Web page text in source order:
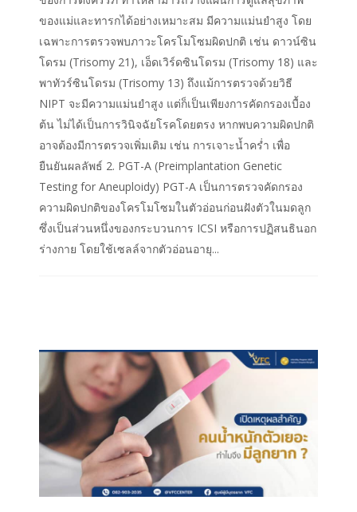
ของแม่และทารกได้อย่างเหมาะสม มีความแม่นยำสูง โดย
เฉพาะการตรวจพบภาวะโครโมโซมผิดปกติ เช่น ดาวน์ซิน
โดรม (Trisomy 21), เอ็ดเวิร์ดซินโดรม (Trisomy 18) และ
พาทัวร์ซินโดรม (Trisomy 13) ถึงแม้การตรวจด้วยวิธี
NIPT จะมีความแม่นยำสูง แต่ก็เป็นเพียงการคัดกรองเบื้อง
ต้น ไม่ได้เป็นการวินิจฉัยโรคโดยตรง หากพบความผิดปกติ
อาจต้องมีการตรวจเพิ่มเติม เช่น การเจาะน้ำคร่ำ เพื่อ
ยืนยันผลลัพธ์ 2. PGT-A (Preimplantation Genetic
Testing for Aneuploidy) PGT-A เป็นการตรวจคัดกรอง
ความผิดปกติของโครโมโซมในตัวอ่อนก่อนฝังตัวในมดลูก
ซึ่งเป็นส่วนหนึ่งของกระบวนการ ICSI หรือการปฏิสนธินอก
ร่างกาย โดยใช้เซลล์จากตัวอ่อนอายุ...